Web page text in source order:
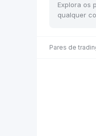
Explora os
qualquer
Pares de